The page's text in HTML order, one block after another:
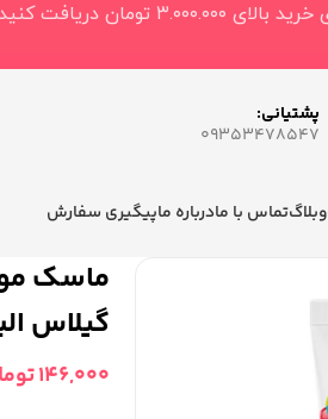
پشتیانی:
09353478547
وبلاگتماس با مادرباره ماپیگیری سفارش
ماسک
گیلاس
146,000